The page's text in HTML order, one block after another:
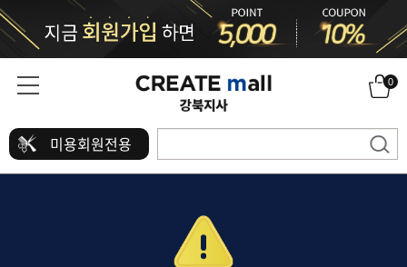
0
미용회원전용